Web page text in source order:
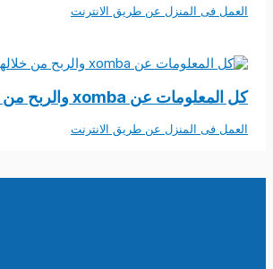
العمل فى المنزل عن طريق الانترنت
كل المعلومات عن xomba والربح من خلالها
العمل فى المنزل عن طريق الانترنت